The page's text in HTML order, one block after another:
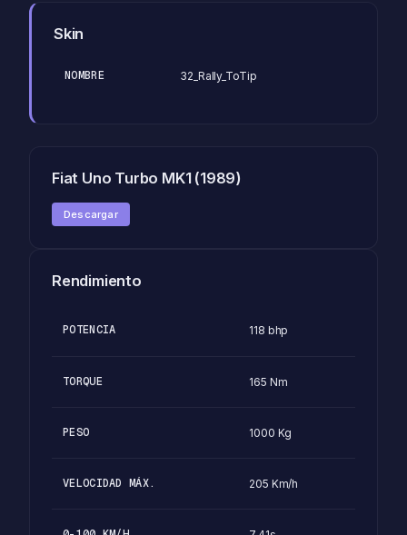
Skin
NOMBRE 32_Rally_ToTip
Fiat Uno Turbo MK1 (1989)
Descargar
Rendimiento
POTENCIA 118 bhp
TORQUE 165 Nm
PESO 1000 Kg
VELOCIDAD MÁX. 205 Km/h